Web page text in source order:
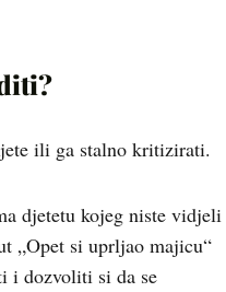
ili ga stalno kritizirati.
djetetu kojeg niste vidjeli
„Opet si uprljao majicu“
i dozvoliti si da se